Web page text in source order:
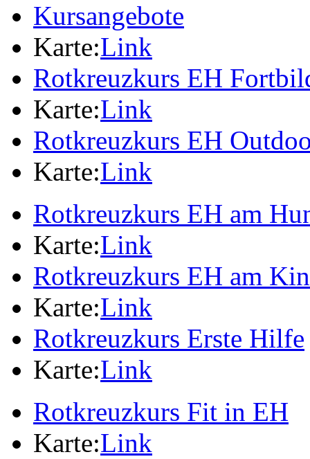
Kursangebote
Karte:Link
Rotkreuzkurs EH
Karte:Link
Rotkreuzkurs EH
Karte:Link
Rotkreuzkurs EH am
Karte:Link
Rotkreuzkurs EH am
Karte:Link
Rotkreuzkurs Erste Hilfe
Karte:Link
Rotkreuzkurs Fit in EH
Karte:Link